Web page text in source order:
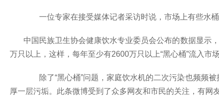
一位专家在接受媒体记者采访时说，市场上有些水桶
中国民族卫生协会健康饮水专业委员会公布的数据显示
万只以上，这样，每年至少有2600万只以上“黑心桶”流入市
除了“黑心桶”问题，家庭饮水机的二次污染也频频被
厚一层污垢。此条微博受到了众多网友和市民的关注，有网